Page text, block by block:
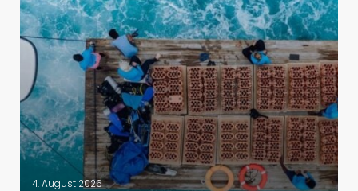
4. August 2026